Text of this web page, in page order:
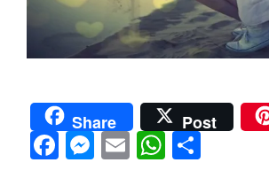
Share Post
F M E W